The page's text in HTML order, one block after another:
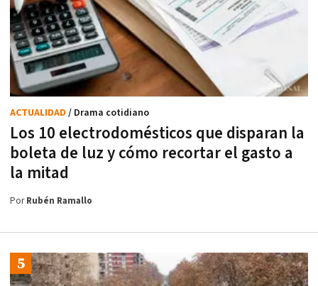
Los 10 electrodomésticos que disparan la
boleta de luz y cómo recortar el gasto a
la mitad
ACTUALIDAD / Drama cotidiano
PorRubén Ramallo